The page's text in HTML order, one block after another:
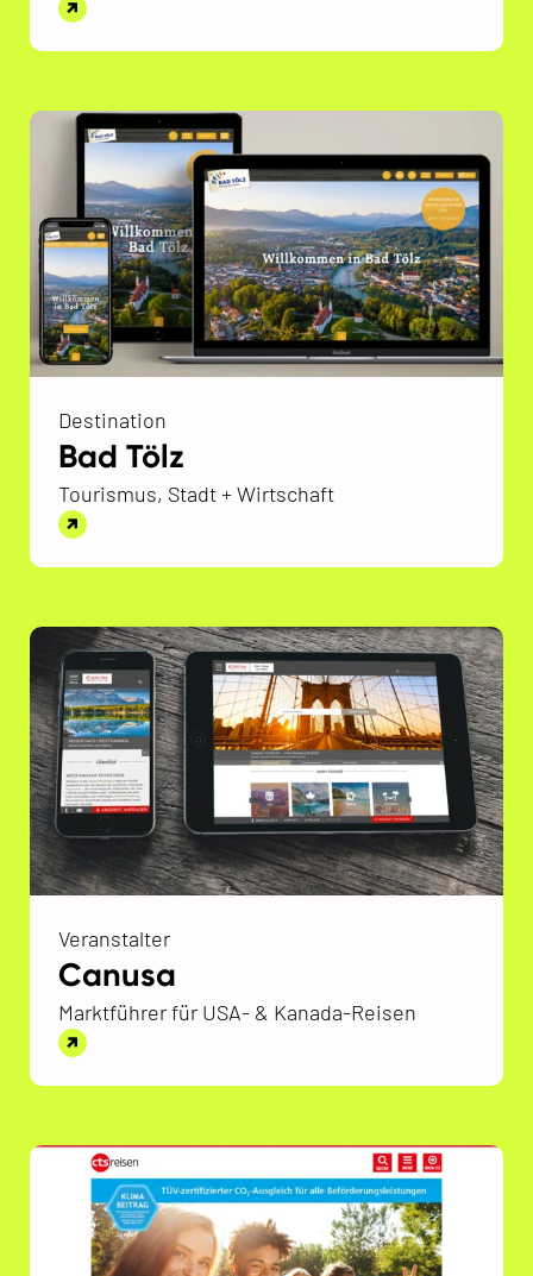
Destination
Bad Tölz
Tourismus, Stadt + Wirtschaft
Veranstalter
Canusa
Marktführer für USA- & Kanada-Reisen